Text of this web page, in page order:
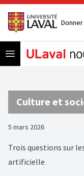
Donner
Open menu
Culture et
5 mars 2026
Trois questions sur
artificielle